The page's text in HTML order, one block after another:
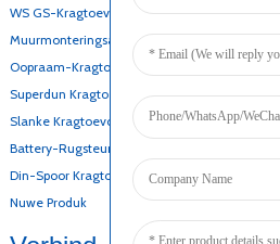
WS GS-Kragtoevoer
Muurmonteringsadapter
Oopraam-Kragtoevoer
Superdun Kragtoevoer
Slanke Kragtoevoer
Battery-Rugsteunkragtoevoer
Din-Spoor Kragtoevoer
Nuwe Produk